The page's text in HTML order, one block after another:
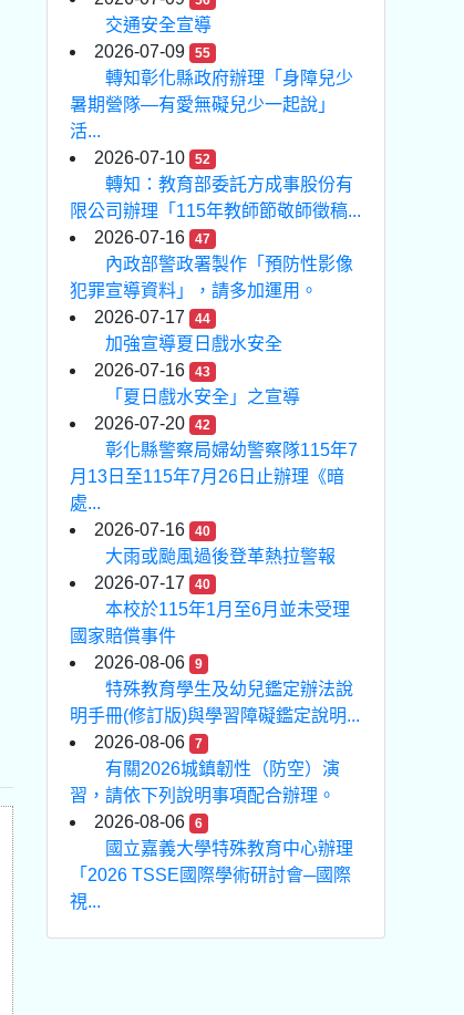
交通安全宣導
2026-07-09
55
轉知彰化縣政府辦理「身障兒少
暑期營隊—有愛無礙兒少一起說」
活...
2026-07-10
52
轉知：教育部委託方成事股份有
限公司辦理「115年教師節敬師徵稿...
2026-07-16
47
內政部警政署製作「預防性影像
犯罪宣導資料」，請多加運用。
2026-07-17
44
加強宣導夏日戲水安全
2026-07-16
43
「夏日戲水安全」之宣導
2026-07-20
42
彰化縣警察局婦幼警察隊115年7
月13日至115年7月26日止辦理《暗
處...
2026-07-16
40
大雨或颱風過後登革熱拉警報
2026-07-17
40
本校於115年1月至6月並未受理
國家賠償事件
2026-08-06
9
特殊教育學生及幼兒鑑定辦法說
明手冊(修訂版)與學習障礙鑑定說明...
2026-08-06
7
有關2026城鎮韌性（防空）演
習，請依下列說明事項配合辦理。
2026-08-06
6
國立嘉義大學特殊教育中心辦理
「2026 TSSE國際學術研討會─國際
視...